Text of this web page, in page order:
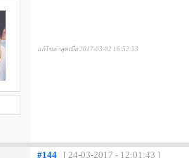
แก้ไขล่าสุดเมื่อ 2017-03-02 16:52:53
#144 [ 24-03-2017 - 12:01:43 ]